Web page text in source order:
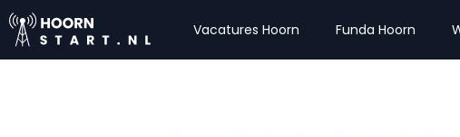
Vacatures Hoorn Funda Hoorn